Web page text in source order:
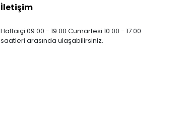
İletişim
Haftaiçi 09:00 - 19:00 Cumartesi 10:00 - 17:00
saatleri arasında ulaşabilirsiniz.